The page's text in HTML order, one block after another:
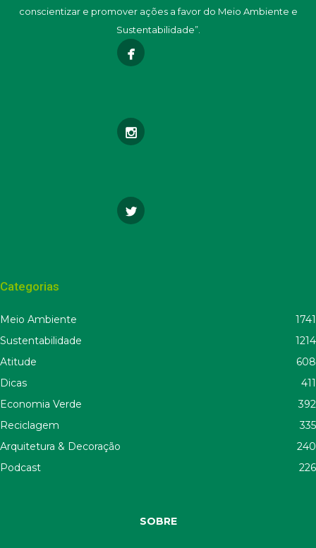
conscientizar e promover ações a favor do Meio Ambiente e
Sustentabilidade”.
Categorias
Meio Ambiente
1741
Sustentabilidade
1214
Atitude
608
Dicas
411
Economia Verde
392
Reciclagem
335
Arquitetura & Decoração
240
Podcast
226
SOBRE